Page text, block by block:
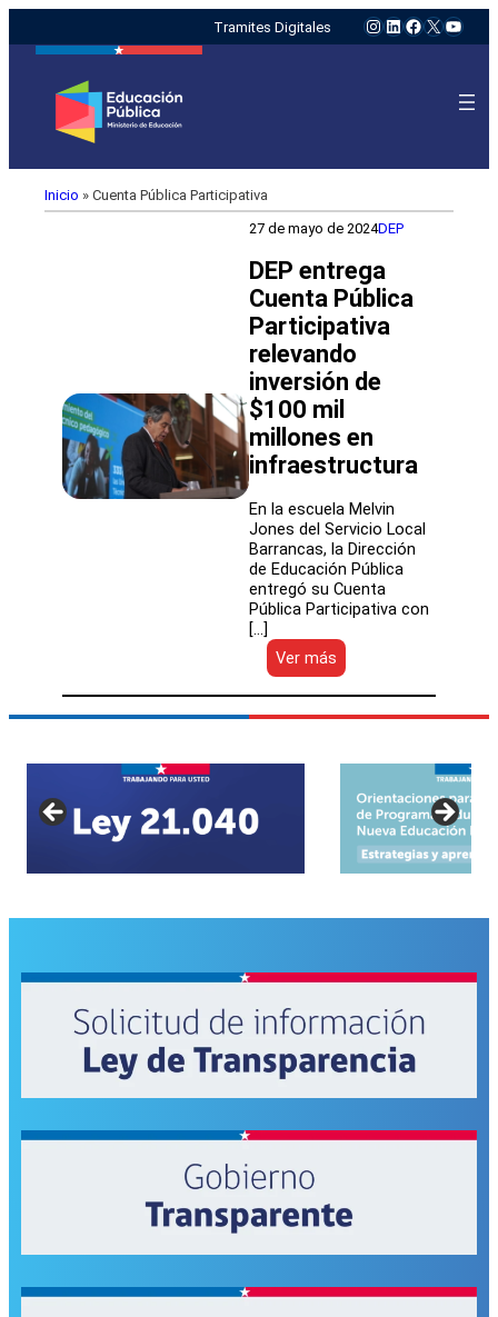
Tramites Digitales Instagram
LinkedIn
Facebook
X
Inicio » Cuenta Pública Participativa
27 de mayo de 2024DEP
DEP entrega
Cuenta Pública
Participativa
relevando
inversión de
$100 mil
millones en
infraestructura
En la escuela Melvin
Jones del Servicio Local
Barrancas, la Dirección
de Educación Pública
entregó su Cuenta
Pública Participativa con
[…]
Ver más
DEP
entrega
Cuenta
inversión
$100
millones
infraestructura